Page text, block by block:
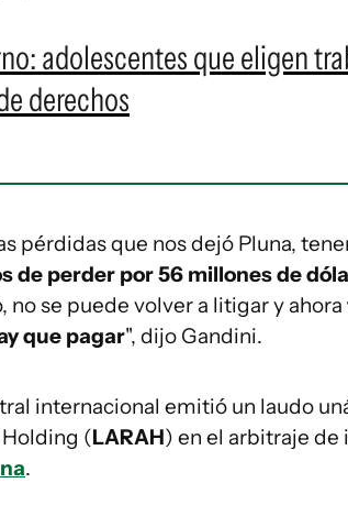
adolescentes que eligen
derechos
pérdidas que nos dejó Pluna,
de perder por 56 millones de
se puede volver a litigar y ahora
que pagar", dijo Gandini.
internacional emitió un laudo
(LARAH) en el arbitraje de
.